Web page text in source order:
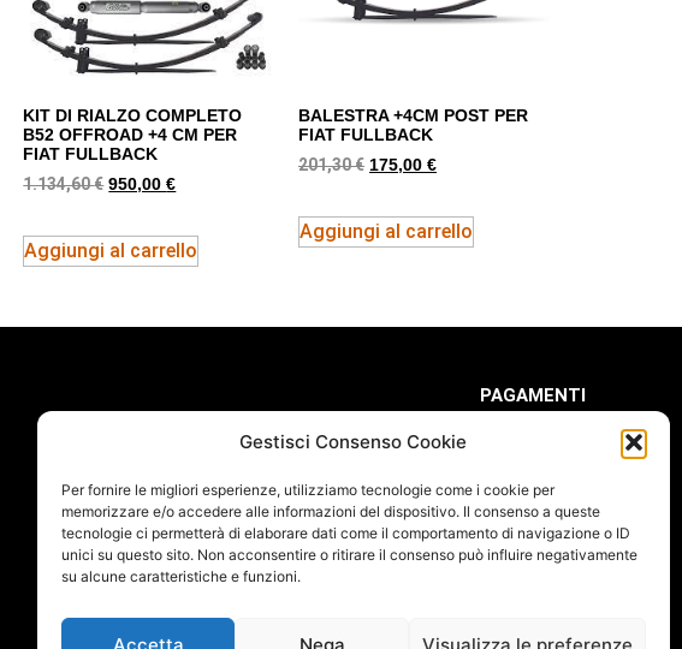
Gestisci Consenso Cookie
Per fornire le migliori esperienze, utilizziamo tecnologie come i cookie per
memorizzare e/o accedere alle informazioni del dispositivo. Il consenso a queste
tecnologie ci permetterà di elaborare dati come il comportamento di navigazione o ID
unici su questo sito. Non acconsentire o ritirare il consenso può influire negativamente
su alcune caratteristiche e funzioni.
Accetta Nega Visualizza le preferenze
KIT DI RIALZO COMPLETO
B52 OFFROAD +4 CM PER
FIAT FULLBACK
1.134,60€ 950,00€
Aggiungi al carrello
BALESTRA +4CM POST PER
FIAT FULLBACK
201,30€ 175,00 €
Aggiungi al carrello
PAGAMENTI
FOLLOW US